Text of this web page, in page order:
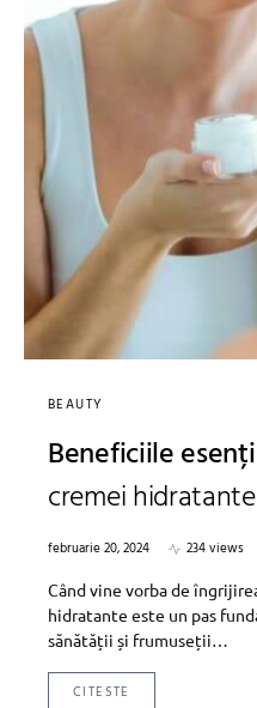
BEAUTY
Beneficiile
cremei
februarie 20, 2024
234 views
Când vine vorba de
hidratante este un pas
sănătății și frumuseții…
CITESTE